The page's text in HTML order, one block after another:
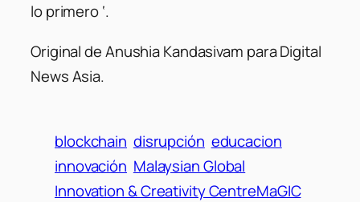
lo primero ‘.
Original de Anushia Kandasivam para Digital
News Asia.
blockchain disrupción educacion
innovación Malaysian Global
Innovation & Creativity CentreMaGIC